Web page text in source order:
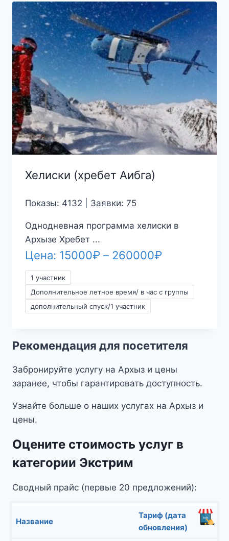
Хелиски (хребет Аибга)
Показы: 4132 | Заявки: 75
Однодневная программа хелиски в
Архызе Хребет ...
Цена: 15000₽ – 260000₽Диапазон
15000₽
1 участник
Дополнительное летное время/ в час с группы
дополнительный спуск/1 участник
Рекомендация для посетителя
Забронируйте услугу на Архыз и цены
заранее, чтобы гарантировать доступность.
Узнайте больше о наших услугах на Архыз и
цены.
Оцените стоимость услуг в
категории Экстрим
Сводный прайс (первые 20 предложений):
Название
Тариф (дата
обновления)